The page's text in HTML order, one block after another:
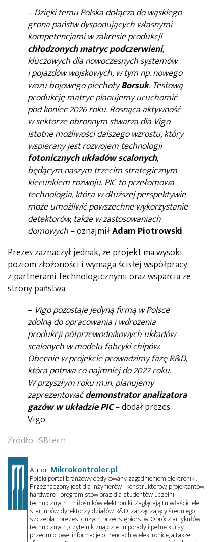
–Dzięki temu Polska dołącza do wąskiego
grona państw dysponujących własnymi
kompetencjami w zakresie produkcji
chłodzonych matryc podczerwieni,
kluczowych dla nowoczesnych systemów
i pojazdów wojskowych, w tym np. nowego
wozu bojowego piechotyBorsuk. Testową
produkcję matryc planujemy uruchomić
pod koniec 2026 roku. Rosnąca aktywność
w sektorze obronnym stwarza dla Vigo
istotne możliwości dalszego wzrostu, który
wspierany jest rozwojem technologii
fotonicznych układów scalonych,
będącym naszym trzecim strategicznym
kierunkiem rozwoju. PIC to przełomowa
technologia, która w dłuższej perspektywie
może umożliwić powszechne wykorzystanie
detektorów, także w zastosowaniach
domowych– oznajmiłAdam Piotrowski.
Prezes zaznaczył jednak, że projekt ma wysoki
poziom złożoności i wymaga ścisłej współpracy
z partnerami technologicznymi oraz wsparcia ze
strony państwa.
– Vigo pozostaje jedyną firmą w Polsce
zdolną do opracowania i wdrożenia
produkcji półprzewodnikowych układów
scalonych w modelu fabryki chipów.
Obecnie w projekcie prowadzimy fazę R&D,
która potrwa co najmniej do 2027 roku.
W przyszłym roku m.in. planujemy
zaprezentowaćdemonstrator analizatora
gazów w układzie PIC– dodał prezes
Vigo.
Źródło: ISBtech
Autor:Mikrokontroler.pl
Polski portal branżowy dedykowany zagadnieniom elektroniki.
Przeznaczony jest dla inżynierów i konstruktorów, projektantów
hardware i programistów oraz dla studentów uczelni
technicznych i miłośników elektroniki. Zaglądają tu właściciele
startupów, dyrektorzy działów R&D, zarządzający średniego
szczebla i prezesi dużych przedsiębiorstw. Oprócz artykułów
technicznych, czytelnik znajdzie tu porady i pełne kursy
przedmiotowe, informacje o trendach w elektronice, a także